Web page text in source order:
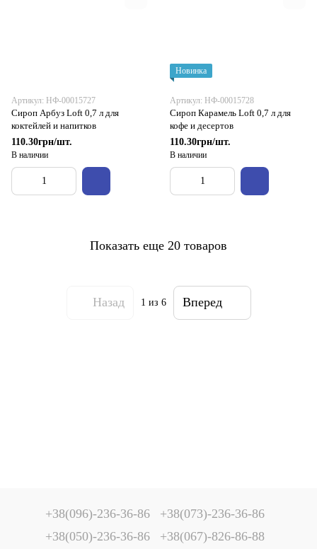
Артикул: НФ-00015727
Сироп Арбуз Loft 0,7 л для
коктейлей и напитков
110.30грн/шт.
В наличии
Новинка
Артикул: НФ-00015728
Сироп Карамель Loft 0,7 л для
кофе и десертов
110.30грн/шт.
В наличии
Показать еще 20 товаров
Назад 1 из 6 Вперед
+38(096)-236-36-86
+38(073)-236-36-86
+38(050)-236-36-86
+38(067)-826-86-88